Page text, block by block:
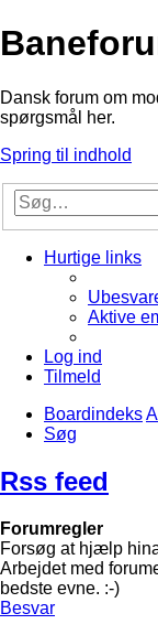
Dansk forum om
spørgsmål her.
Spring til indhold
Hurtige links
Aktive
Log ind
Tilmeld
Boardindeks
Søg
Rss feed
Forumregler
Forsøg at hjælp
Arbejdet med
bedste evne. :-)
Besvar